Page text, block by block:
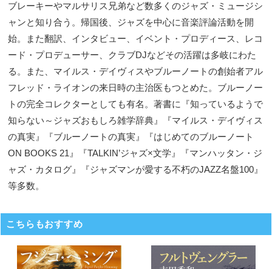
ブレーキーやマルサリス兄弟など数多くのジャズ・ミュージシ
ャンと知り合う。帰国後、ジャズを中心に音楽評論活動を開
始。また翻訳、インタビュー、イベント・プロディース、レコ
ード・プロデューサー、クラブDJなどその活躍は多岐にわた
る。また、マイルス・デイヴィスやブルーノートの創始者アル
フレッド・ライオンの来日時の主治医もつとめた。ブルーノー
トの完全コレクターとしても有名。著書に『知っているようで
知らない～ジャズおもしろ雑学辞典』『マイルス・デイヴィス
の真実』『ブルーノートの真実』『はじめてのブルーノート
ON BOOKS 21』『TALKIN’ジャズ×文学』『マンハッタン・ジ
ャズ・カタログ』『ジャズマンが愛する不朽のJAZZ名盤100』
等多数。
こちらもおすすめ